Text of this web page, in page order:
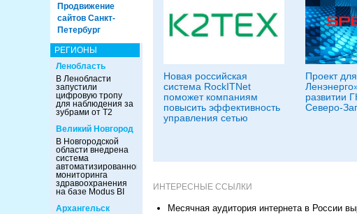
Продвижение
сайтов Санкт-
Петербург
РЕГИОНЫ
Ленобласть
В Ленобласти
запустили
цифровую тропу
для наблюдения за
зубрами от Т2
Великий Новгород
В Новгородской
области внедрена
система
автоматизированного
мониторинга
здравоохранения
на базе Modus BI
Архангельск
Новая российская
система RockITNet
поможет компаниям
повысить эффективность
управления сетью
Проект
развитии
Северо-
ИНТЕРЕСНЫЕ ССЫЛКИ
Месячная аудитория интернета в России